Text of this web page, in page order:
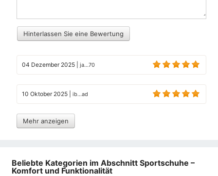
Hinterlassen Sie eine Bewertung
04 Dezember 2025 ja...70
10 Oktober 2025 ib...ad
Mehr anzeigen
Beliebte Kategorien im Abschnitt Sportschuhe –
Komfort und Funktionalität